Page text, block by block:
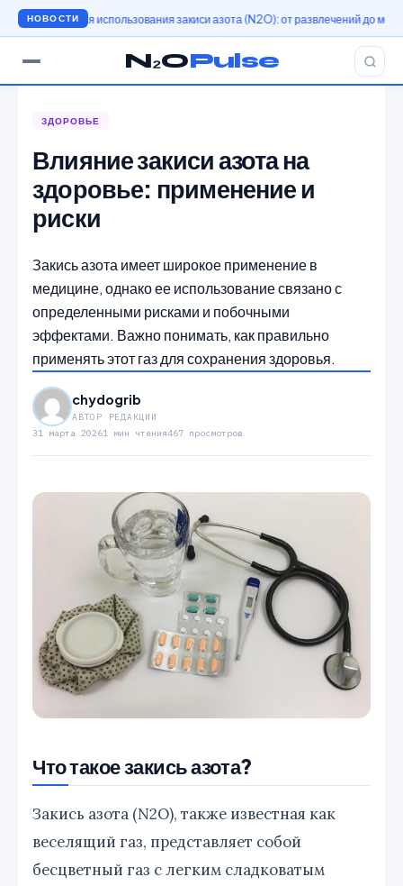
НОВОСТИ
История использования закиси азота (N2O): от развлечений до медицины
N₂OPulse
ЗДОРОВЬЕ
Влияние закиси азота на
здоровье: применение и
риски
Закись азота имеет широкое применение в
медицине, однако ее использование связано с
определенными рисками и побочными
эффектами. Важно понимать, как правильно
применять этот газ для сохранения здоровья.
chydogrib
АВТОР РЕДАКЦИИ
31 марта 20261 мин чтения467 просмотров
Что такое закись азота?
Закись азота (N2O), также известная как
веселящий газ, представляет собой
бесцветный газ с легким сладковатым